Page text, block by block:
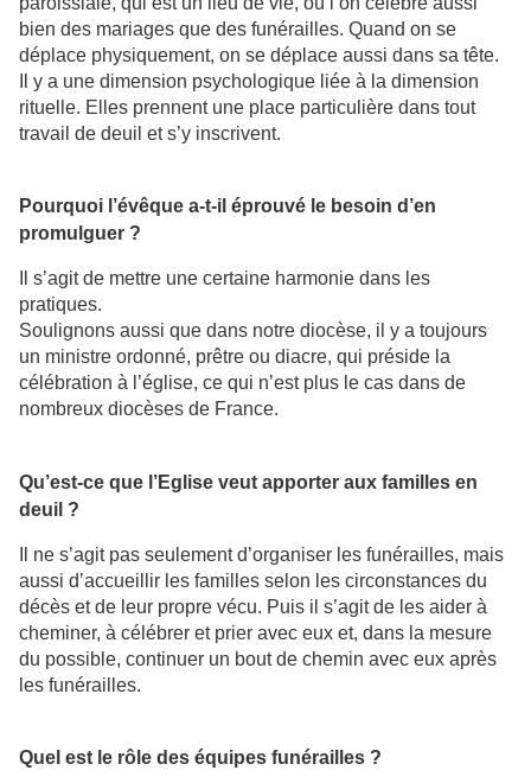
bien des mariages que des funérailles. Quand on se
déplace physiquement, on se déplace aussi dans sa tête.
Il y a une dimension psychologique liée à la dimension
rituelle. Elles prennent une place particulière dans tout
travail de deuil et s’y inscrivent.
Pourquoi l’évêque a-t-il éprouvé le besoin d’en
promulguer ?
Il s’agit de mettre une certaine harmonie dans les
pratiques.
Soulignons aussi que dans notre diocèse, il y a toujours
un ministre ordonné, prêtre ou diacre, qui préside la
célébration à l’église, ce qui n’est plus le cas dans de
nombreux diocèses de France.
Qu’est-ce que l’Eglise veut apporter aux familles en
deuil ?
Il ne s’agit pas seulement d’organiser les funérailles, mais
aussi d’accueillir les familles selon les circonstances du
décès et de leur propre vécu. Puis il s’agit de les aider à
cheminer, à célébrer et prier avec eux et, dans la mesure
du possible, continuer un bout de chemin avec eux après
les funérailles.
Quel est le rôle des équipes funérailles ?